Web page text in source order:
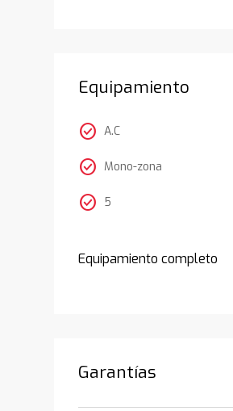
Equipamiento
check_circle A.C
check_circle Mono-zona
check_circle 5
Equipamiento completo
Garantías